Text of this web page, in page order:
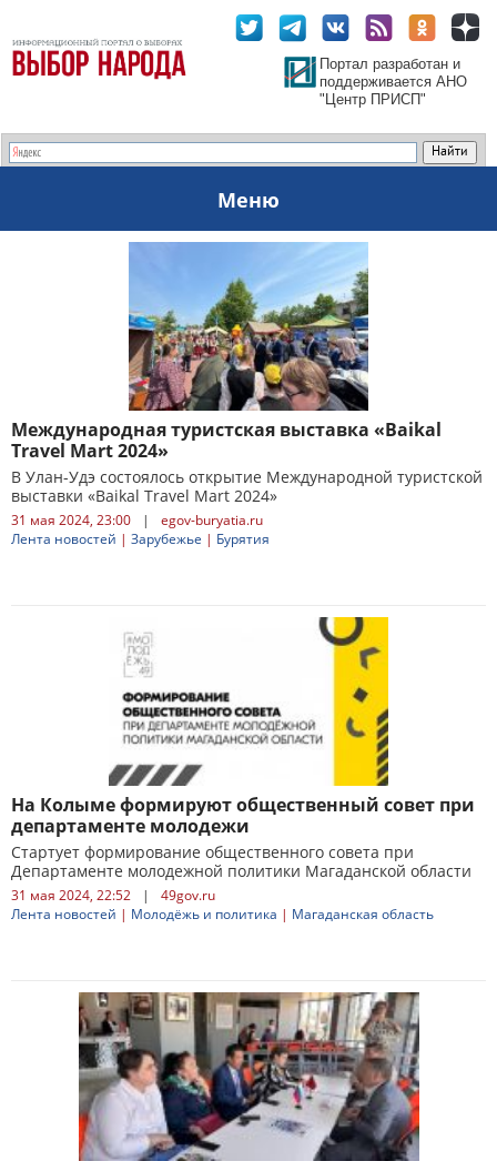
Портал разработан и
поддерживается АНО
"Центр ПРИСП"
Меню
Международная туристская выставка «Baikal
Travel Mart 2024»
В Улан-Удэ состоялось открытие Международной туристской
выставки «Baikal Travel Mart 2024»
31 мая 2024, 23:00 |
egov-buryatia.ru
Лента новостей | Зарубежье | Бурятия
На Колыме формируют общественный совет при
департаменте молодежи
Стартует формирование общественного совета при
Департаменте молодежной политики Магаданской области
31 мая 2024, 22:52 |
49gov.ru
Лента новостей | Молодёжь и политика | Магаданская область